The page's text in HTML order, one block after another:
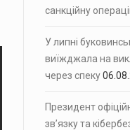
санкційну
У липні
виїжджала на
через спеку
Президент
зв’язку та